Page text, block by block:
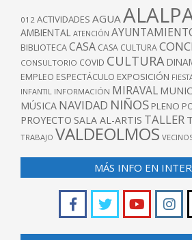
012 ACTIVIDADES AGUA
AMBIENTAL ATENCIÓN
BIBLIOTECACASA CASA CULTURA
CONSULTORIO COVID CULTURA
EMPLEO ESPECTÁCULO EXPOSICIÓN
INFANTIL INFORMACIÓN MIRAVAL
MÚSICA NAVIDAD NIÑOS PLENO
PROYECTO SALA AL-ARTIS TALLER
TRABAJO VALDEOLMOS
MÁS INFO EN